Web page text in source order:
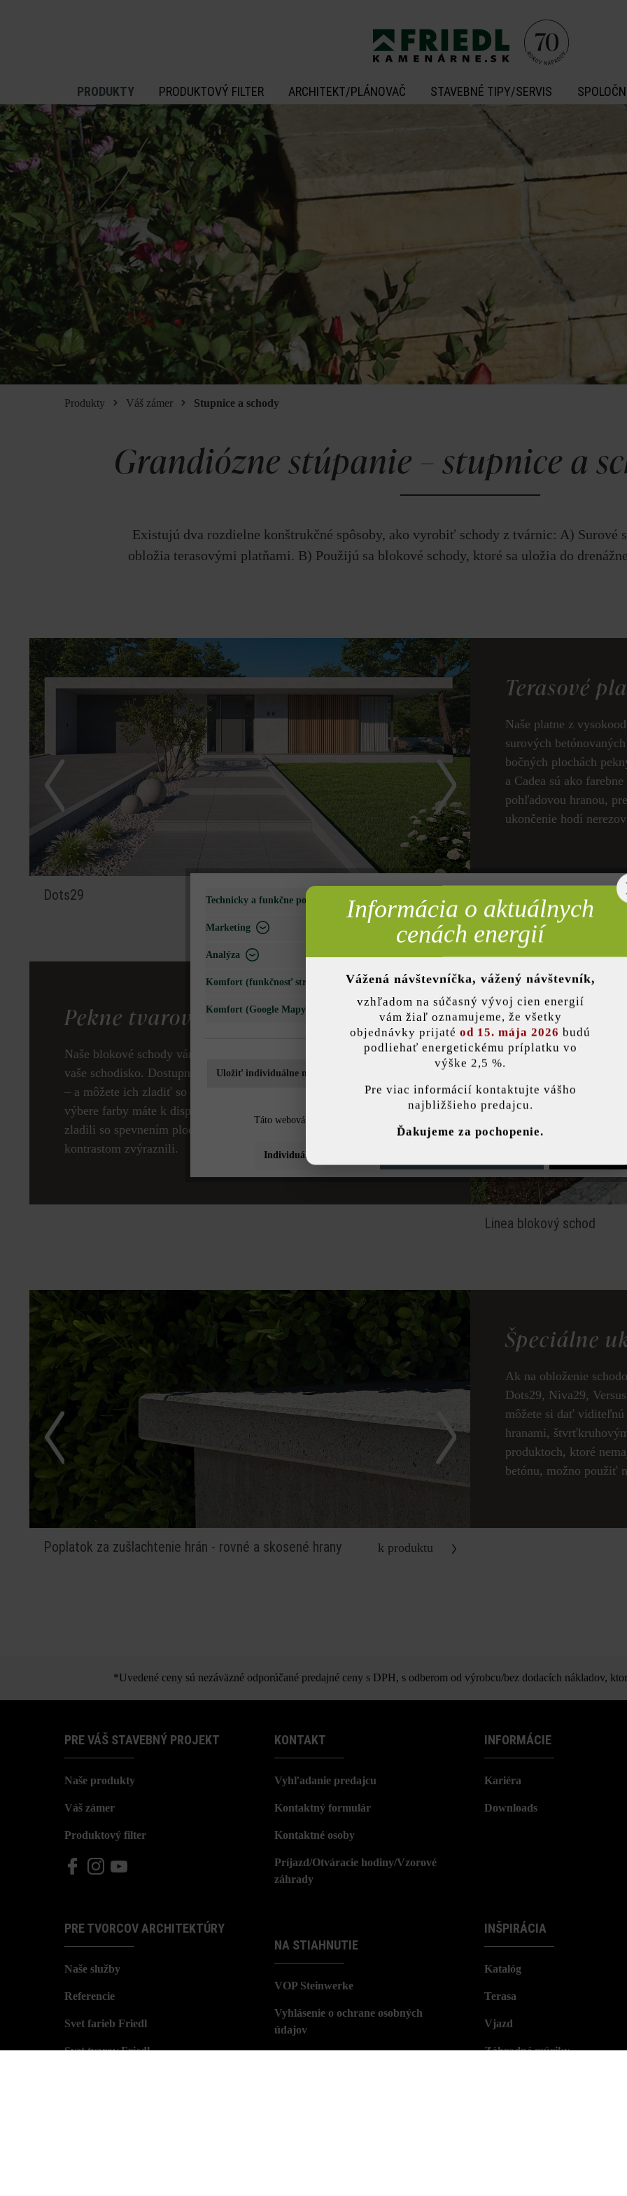
PRODUKTY PRODUKTOVÝ FILTER ARCHITEKT/PLÁNOVAČ STAVEBNÉ TIPY/SERVIS
Produkty Váš zámer Stupnice a schody
Grandiózne stúpanie – stupnice a
Existujú dva rozdielne konštrukčné spôsoby, ako vyrobiť schody z tvárnic: A) Surové
obložia terasovými platňami. B) Použijú sa blokové schody, ktoré sa uložia do
Dots29 LIV
Terasové
Naše platne z
surových
bočných plochách
a Cadea sú ako
pohľadovou hranou,
ukončenie hodí
Pekne tvarované blokové schody
Naše blokové schody vám prinášajú takpovediac hotové riešenie pre
vaše schodisko. Dostupné sú rôzne štýly – moderný, štiepaný, bosovaný
– a môžete ich zladiť so svojou plotovou alebo múrovou tvárnicou. Pri
výbere farby máte k dispozícii veľa možností, aby ste schody farebne
zladili so spevnením plochy, resp. múrikom, alebo ich farebným
kontrastom zvýraznili.
Linea blokový schod
Poplatok za zušlachtenie hrán - rovné a skosené hrany k produktu
Špeciálne
Ak na obloženie
Dots29, Niva29,
môžete si dať
hranami,
produktoch, ktoré
betónu, možno použiť
*Uvedené ceny sú nezáväzné odporúčané predajné ceny s DPH, s odberom od výrobcu/bez dodacích nákladov,
PRE VÁŠ STAVEBNÝ PROJEKT
Naše produkty
Váš zámer
Produktový filter
PRE TVORCOV ARCHITEKTÚRY
Naše služby
Referencie
Svet farieb Friedl
Svet tvarov Friedl
KONTAKT
Vyhľadanie predajcu
Kontaktný formulár
Kontaktné osoby
Príjazd/Otváracie hodiny/Vzorové
záhrady
NA STIAHNUTIE
VOP Steinwerke
Vyhlásenie o ochrane osobných
údajov
INFORMÁCIE
Kariéra
Downloads
INŠPIRÁCIA
Katalóg
Terasa
Vjazd
Záhradné múriky
Technicky a funkčne potrebné
Marketing
Analýza
Komfort (funkčnosť stránky)
Komfort (Google Mapy)
Uložiť individuálne nastavenie
Táto webová stránka používa súbory cookie, aby vám ponúkla najlepšiu možnú funkčnosť...
Individuálne nastavenia Povoliť všetky
Informácia o aktuálnych
cenách energií
Vážená návštevníčka, vážený návštevník,
vzhľadom na súčasný vývoj cien energií
vám žiaľ oznamujeme, že všetky
objednávky prijaté od 15. mája 2026 budú
podliehať energetickému príplatku vo
výške 2,5 %.
Pre viac informácií kontaktujte vášho
najbližšieho predajcu.
Ďakujeme za pochopenie.